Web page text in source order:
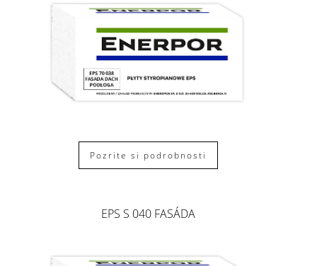
Pozrite si podrobnosti
EPS S 040 FASÁDA